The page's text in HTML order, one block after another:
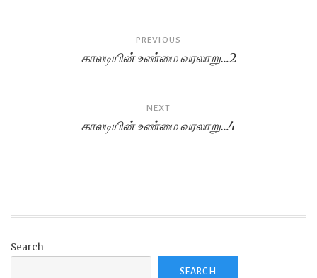
navigation
PREVIOUS
காலடியின் உண்மை வரலாறு…2
NEXT
காலடியின் உண்மை வரலாறு…4
Search
SEARCH